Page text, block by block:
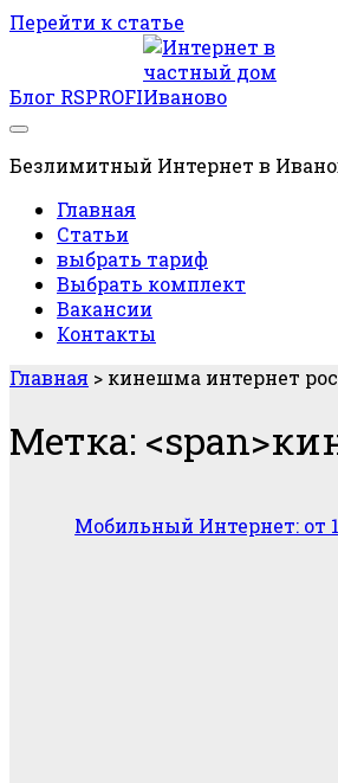
Перейти к статье
Блог RSPROFI
Безлимитный Интернет в
Главная
Статьи
выбрать тариф
Выбрать комплект
Вакансии
Контакты
Главная > кинешма интернет
Метка:
Мобильный Интернет: от